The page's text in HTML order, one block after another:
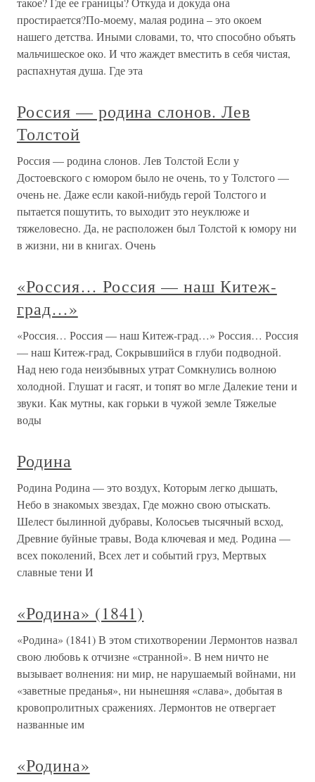
простирается?По-моему, малая родина – это окоем
нашего детства. Иными словами, то, что способно объять
мальчишеское око. И что жаждет вместить в себя чистая,
распахнутая душа. Где эта
Россия — родина слонов. Лев
Толстой
Россия — родина слонов. Лев Толстой Если у
Достоевского с юмором было не очень, то у Толстого —
очень не. Даже если какой-нибудь герой Толстого и
пытается пошутить, то выходит это неуклюже и
тяжеловесно. Да, не расположен был Толстой к юмору ни
в жизни, ни в книгах. Очень
«Россия… Россия — наш Китеж-
град…»
«Россия… Россия — наш Китеж-град…» Россия… Россия
— наш Китеж-град, Сокрывшийся в глуби подводной.
Над нею года неизбывных утрат Сомкнулись волною
холодной. Глушат и гасят, и топят во мгле Далекие тени и
звуки. Как мутны, как горьки в чужой земле Тяжелые
воды
Родина
Родина Родина — это воздух, Которым легко дышать,
Небо в знакомых звездах, Где можно свою отыскать.
Шелест былинной дубравы, Колосьев тысячный всход,
Древние буйные травы, Вода ключевая и мед. Родина —
всех поколений, Всех лет и событий груз, Мертвых
славные тени И
«Родина» (1841)
«Родина» (1841) В этом стихотворении Лермонтов назвал
свою любовь к отчизне «странной». В нем ничто не
вызывает волнения: ни мир, не нарушаемый войнами, ни
«заветные преданья», ни нынешняя «слава», добытая в
кровопролитных сражениях. Лермонтов не отвергает
названные им
«Родина»